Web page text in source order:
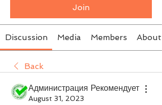
Join
Discussion Media Members About
Back
Администрация Рекомендует
August 31, 2023